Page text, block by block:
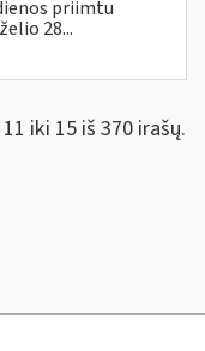
priimtu
28...
iki 15 iš 370 irašų.